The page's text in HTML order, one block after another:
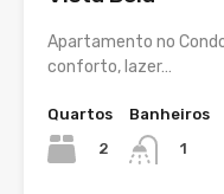
Apartamento no
conforto, lazer…
Quartos
2
Banheiros
1